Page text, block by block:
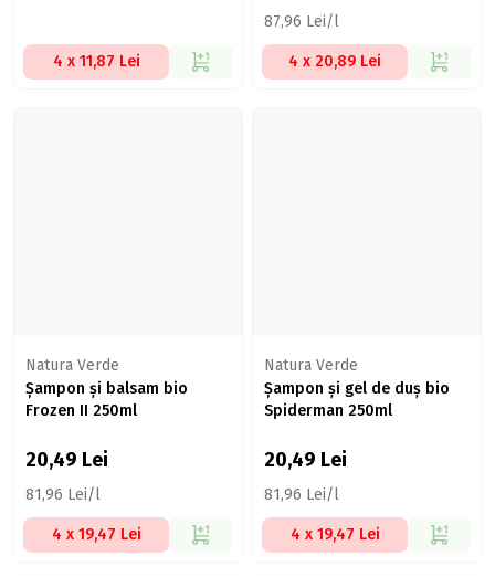
4 x 11,87 Lei
87,96 Lei/l
4 x 20,89 Lei
Natura Verde
Șampon și balsam bio
Frozen II 250ml
20,49 Lei
81,96 Lei/l
4 x 19,47 Lei
Natura Verde
Șampon și gel de duș bio
Spiderman 250ml
20,49 Lei
81,96 Lei/l
4 x 19,47 Lei